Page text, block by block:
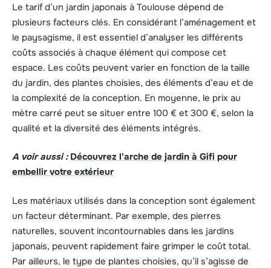
Le tarif d’un jardin japonais à Toulouse dépend de
plusieurs facteurs clés. En considérant l’aménagement et
le paysagisme, il est essentiel d’analyser les différents
coûts associés à chaque élément qui compose cet
espace. Les coûts peuvent varier en fonction de la taille
du jardin, des plantes choisies, des éléments d’eau et de
la complexité de la conception. En moyenne, le prix au
mètre carré peut se situer entre 100 € et 300 €, selon la
qualité et la diversité des éléments intégrés.
A voir aussi : Découvrez l'arche de jardin à Gifi pour
embellir votre extérieur
Les matériaux utilisés dans la conception sont également
un facteur déterminant. Par exemple, des pierres
naturelles, souvent incontournables dans les jardins
japonais, peuvent rapidement faire grimper le coût total.
Par ailleurs, le type de plantes choisies, qu’il s’agisse de